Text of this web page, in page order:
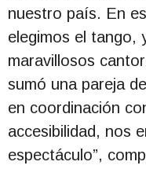
nuestro país. En
elegimos el tango,
maravillosos
sumó una pareja
en coordinación
accesibilidad, nos
espectáculo”,